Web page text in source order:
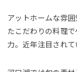
アットホームな雰
たこだわりの料理
力。近年注目され